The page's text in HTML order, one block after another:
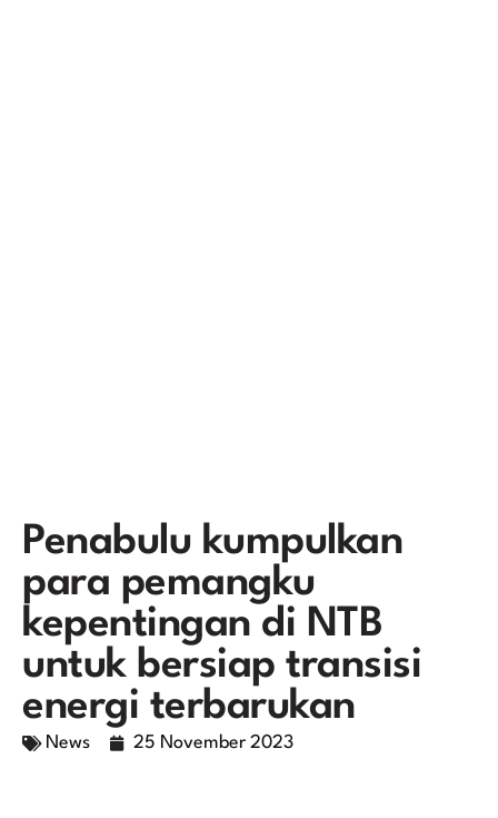
Penabulu kumpulkan
para pemangku
kepentingan di NTB
untuk bersiap transisi
energi terbarukan
News 25 November 2023